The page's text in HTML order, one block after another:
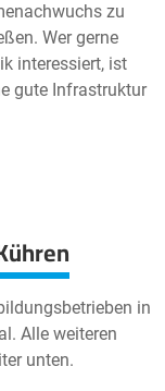
zu
Wer gerne
interessiert, ist
gute Infrastruktur
in
Alle weiteren
unten.